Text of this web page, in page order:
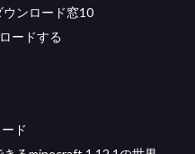
ンロード窓10
ードする
ド